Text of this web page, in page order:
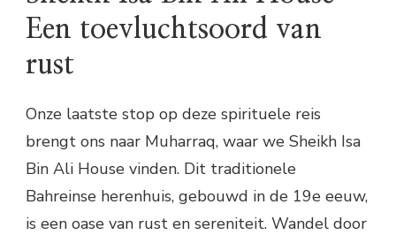
Een toevluchtsoord van
rust
Onze laatste stop op deze spirituele reis
brengt ons naar Muharraq, waar we Sheikh Isa
Bin Ali House vinden. Dit traditionele
Bahreinse herenhuis, gebouwd in de 19e eeuw,
is een oase van rust en sereniteit. Wandel door